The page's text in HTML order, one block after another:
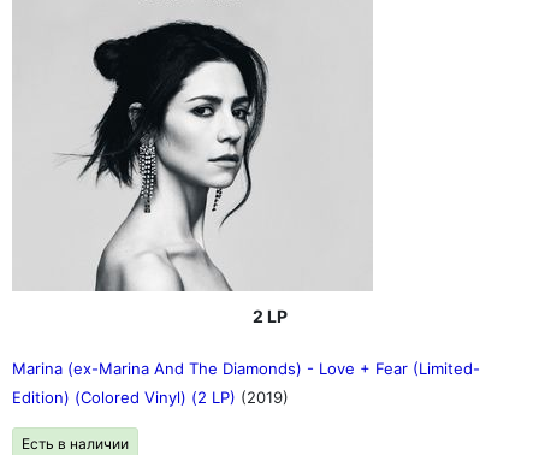
2 LP
Marina (ex-Marina And The Diamonds) - Love + Fear (Limited-
Edition) (Colored Vinyl) (2 LP) (2019)
Есть в наличии